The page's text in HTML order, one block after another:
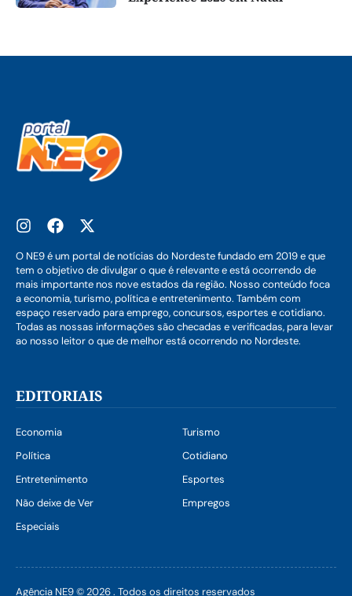
O NE9 é um portal de notícias do Nordeste fundado em 2019 e que
tem o objetivo de divulgar o que é relevante e está ocorrendo de
mais importante nos nove estados da região. Nosso conteúdo foca
a economia, turismo, política e entretenimento. Também com
espaço reservado para emprego, concursos, esportes e cotidiano.
Todas as nossas informações são checadas e verificadas, para levar
ao nosso leitor o que de melhor está ocorrendo no Nordeste.
EDITORIAIS
Economia
Turismo
Política
Cotidiano
Entretenimento
Esportes
Não deixe de Ver
Empregos
Especiais
Agência NE9 © 2026 . Todos os direitos reservados